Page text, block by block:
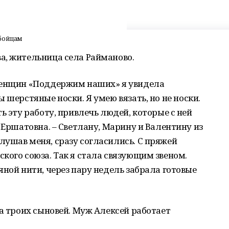
жительница села Райманово.
«Поддержим наших» я увидела
носки. Я умею вязать, но не носки.
эту работу, привлечь людей, которые с ней
– Светлану, Марину и Валентину из
меня, сразу согласились. С пряжей
союза. Так я стала связующим звеном.
нити, через пару недель забрала готовые
троих сыновей. Муж Алексей работает